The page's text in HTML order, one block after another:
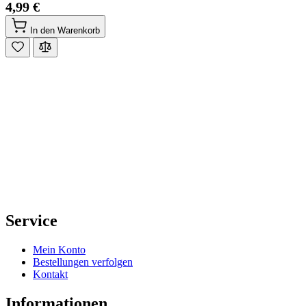
4,99 €
In den Warenkorb
Service
Mein Konto
Bestellungen verfolgen
Kontakt